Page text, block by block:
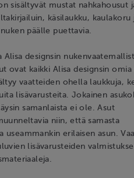
sisältyvät mustat nahkahousut
käsilaukku, kaulakoru
päälle puettavia.
Alisa designsin
ovat kaikki Alisa designsin omia
vaatteiden ohella laukkuja,
lisävarusteita. Jokainen
samanlaista ei ole. Asut
niin, että samasta
useammankin erilaisen asun.
lisävarusteiden